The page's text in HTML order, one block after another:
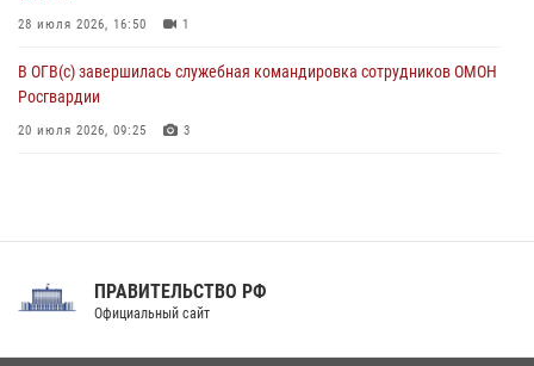
28 июля 2026, 16:50 1
В ОГВ(с) завершилась служебная командировка сотрудников ОМОН
Росгвардии
20 июля 2026, 09:25 3
Праздник «Один день с Росгвардией» к 105-летию Центрального
ПРАВИТЕЛЬСТВО РФ
Официальный сайт